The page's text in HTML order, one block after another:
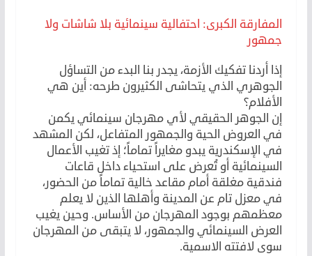
المفارقة الكبرى: احتفالية سينمائية بلا شاشات ولا
جمهور
إذا أردنا تفكيك الأزمة، يجدر بنا البدء من التساؤل
الجوهري الذي يتحاشى الكثيرون طرحه: أين هي
الأفلام؟
إن الجوهر الحقيقي لأي مهرجان سينمائي يكمن
في العروض الحية والجمهور المتفاعل، لكن المشهد
في الإسكندرية يبدو مغايراً تماماً؛ إذ تغيب الأعمال
السينمائية أو تُعرض على استحياء داخل قاعات
فندقية مغلقة أمام مقاعد خالية تماماً من الحضور،
في معزل تام عن المدينة وأهلها الذين لا يعلم
معظمهم بوجود المهرجان من الأساس. وحين يغيب
العرض السينمائي والجمهور، لا يتبقى من المهرجان
سوى لافتته الاسمية.